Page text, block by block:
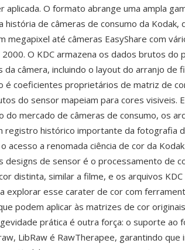
O formato abrange uma ampla
história de câmeras de consumo da Kodak,
megapixel até câmeras EasyShare com
O KDC armazena os dados brutos do
câmera, incluindo o layout do arranjo de
é coeficientes proprietários de matriz de
do sensor mapeiam para cores visiveis.
do mercado de câmeras de consumo, os
registro histórico importante da fotografia
acesso a renomada ciência de cor da
designs de sensor é o processamento de
distinta, similar a filme, e os arquivos
explorar esse carater de cor com
podem aplicar às matrizes de cor
prática é outra força: o suporte ao
LibRaw é RawTherapee, garantindo que